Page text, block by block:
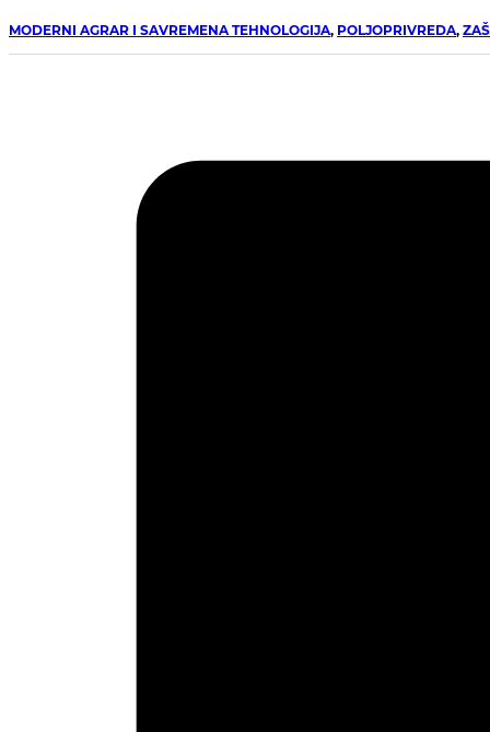
MODERNI AGRAR I SAVREMENA TEHNOLOGIJA, POLJOPRIVREDA,